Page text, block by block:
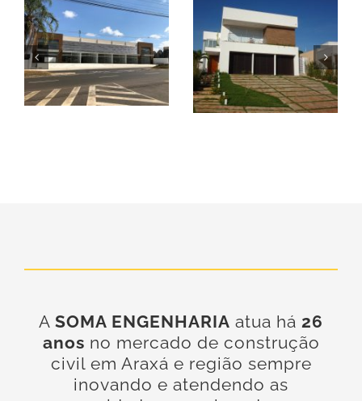
A SOMA ENGENHARIA atua há 26
anos no mercado de construção
civil em Araxá e região sempre
inovando e atendendo as